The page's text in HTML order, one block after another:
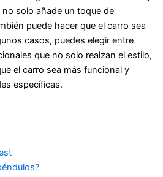
solo añade un toque de
puede hacer que el carro sea
casos, puedes elegir entre
que no solo realzan el estilo,
el carro sea más funcional y
específicas.